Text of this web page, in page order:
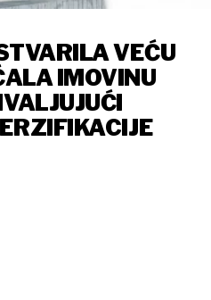
VEĆU
IMOVINU